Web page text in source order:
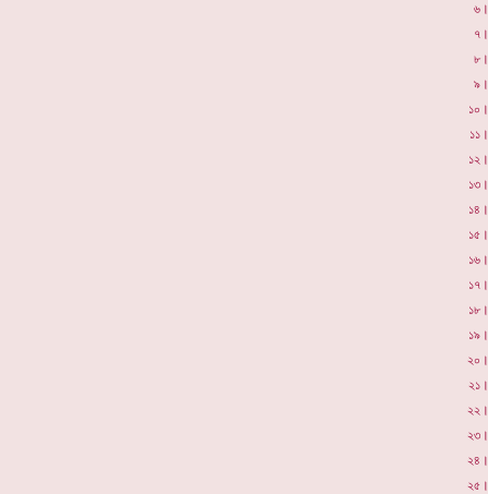
৬।
৭।
৮।
৯।
১০।
১১।
১২।
১৩।
১৪।
১৫।
১৬।
১৭।
১৮।
১৯।
২০।
২১।
২২।
২৩।
২৪।
২৫।